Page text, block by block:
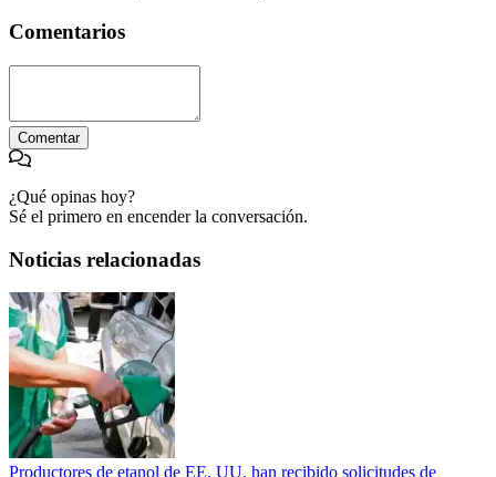
Comentarios
Comentar
¿Qué opinas hoy?
Sé el primero en encender la conversación.
Noticias relacionadas
Productores de etanol de EE. UU. han recibido solicitudes de